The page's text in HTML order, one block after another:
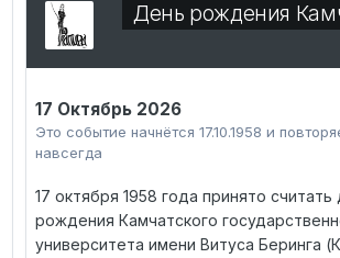
День рождения
17 Октябрь 2026
Это событие начнётся 17.10.1958 и
навсегда
17 октября 1958 года принято считать
рождения Камчатского
университета имени Витуса Беринга